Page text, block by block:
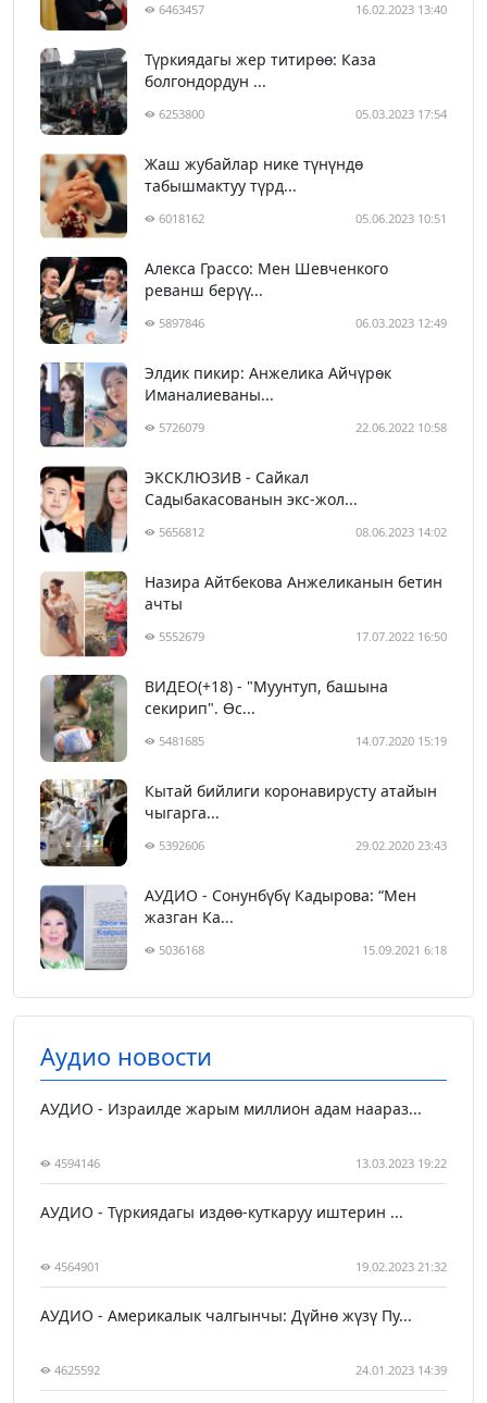
6463457 16.02.2023 13:40
Түркиядагы жер титирөө: Каза
болгондордун ...
6253800 05.03.2023 17:54
Жаш жубайлар нике түнүндө
табышмактуу түрд...
6018162 05.06.2023 10:51
Алекса Грассо: Мен Шевченкого
реванш берүү...
5897846 06.03.2023 12:49
Элдик пикир: Анжелика Айчүрөк
Иманалиеваны...
5726079 22.06.2022 10:58
ЭКСКЛЮЗИВ - Сайкал
Садыбакасованын экс-жол...
5656812 08.06.2023 14:02
Назира Айтбекова Анжеликанын бетин
ачты
5552679 17.07.2022 16:50
ВИДЕО(+18) - "Муунтуп, башына
секирип". Өс...
5481685 14.07.2020 15:19
Кытай бийлиги коронавирусту атайын
чыгарга...
5392606 29.02.2020 23:43
АУДИО - Сонунбүбү Кадырова: “Мен
жазган Ка...
5036168 15.09.2021 6:18
Аудио новости
АУДИО - Израилде жарым миллион адам наараз...
4594146 13.03.2023 19:22
АУДИО - Түркиядагы издөө-куткаруу иштерин ...
4564901 19.02.2023 21:32
АУДИО - Америкалык чалгынчы: Дүйнө жүзү Пу...
4625592 24.01.2023 14:39